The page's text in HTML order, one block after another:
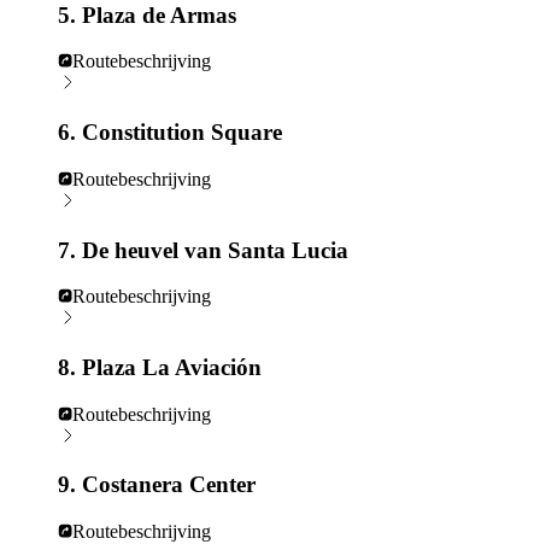
5. Plaza de Armas
Routebeschrijving
6. Constitution Square
Routebeschrijving
7. De heuvel van Santa Lucia
Routebeschrijving
8. Plaza La Aviación
Routebeschrijving
9. Costanera Center
Routebeschrijving